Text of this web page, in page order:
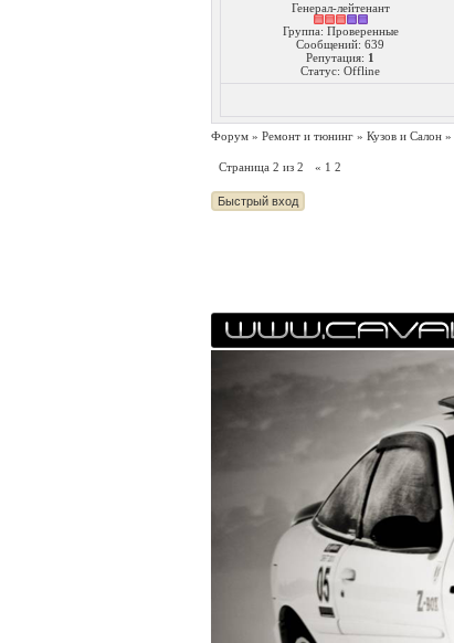
Генерал-лейтенант
Группа: Проверенные
Сообщений: 639
Репутация: 1
Статус: Offline
Форум » Ремонт и тюнинг » Кузов и Салон »
Страница 2 из 2 « 1 2